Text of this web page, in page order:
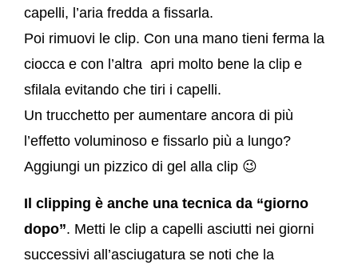
capelli, l’aria fredda a fissarla.
Poi rimuovi le clip. Con una mano tieni ferma la
ciocca e con l’altra apri molto bene la clip e
sfilala evitando che tiri i capelli.
Un trucchetto per aumentare ancora di più
l’effetto voluminoso e fissarlo più a lungo?
Aggiungi un pizzico di gel alla clip 😉
Il clipping è anche una tecnica da “giorno
dopo”. Metti le clip a capelli asciutti nei giorni
successivi all’asciugatura se noti che la